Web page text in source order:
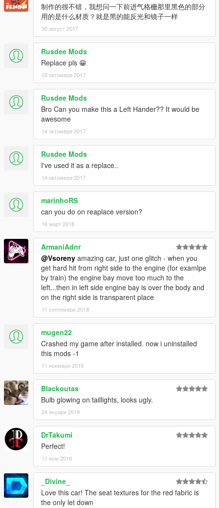
制作的很不错，我想问一下前进气格栅那里黑色的部分
用的是什么材质？就是黑的能反光和镜子一样
30 август 2017
Rusdee Mods
Replace pls 😁
03 октомври 2017
Rusdee Mods
Bro Can you make this a Left Hander?? It would be
awesome
14 октомври 2017
Rusdee Mods
I've used it as a replace..
14 октомври 2017
marinhoRS
can you do on reaplace version?
16 март 2018
ArmaniAdnr
@Vsoreny amazing car, just one glitch - when you
get hard hit from right side to the engine (for examlpe
by train) the engine bay move too much to the
left...then in left side engine bay is over the body and
on the right side is transparent place
11 септември 2018
mugen22
Crashed my game after installed. now i uninstalled
this mods -1
11 ноември 2018
Blackoutas
Bulb glowing on taillights, looks ugly.
24 януари 2019
DrTakumi
Perfect!
11 юли 2019
_Divine_
Love this car! The seat textures for the red fabric is
the only let down